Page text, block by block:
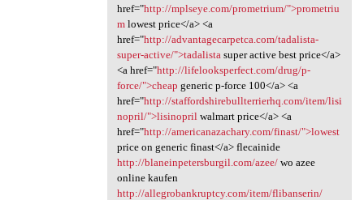
href="http://mplseye.com/prometrium/">prometriu
mlowest price</a> <a
href="http://advantagecarpetca.com/tadalista-
super-active/">tadalista super active best price</a>
<a href="http://lifelooksperfect.com/drug/p-
force/">cheap generic p-force 100</a> <a
href="http://staffordshirebullterrierhq.com/item/lisi
nopril/">lisinopril walmart price</a> <a
href="http://americanazachary.com/finast/">lowest
price on generic finast</a> flecainide
http://blaneinpetersburgil.com/azee/wo azee
online kaufen
http://allegrobankruptcy.com/item/flibanserin/